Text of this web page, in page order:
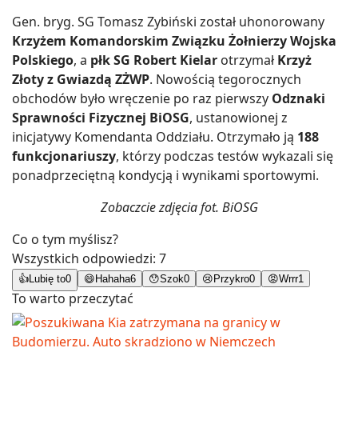
Gen. bryg. SG Tomasz Zybiński został uhonorowany
Krzyżem Komandorskim Związku Żołnierzy Wojska
Polskiego, a płk SG Robert Kielar otrzymał Krzyż
Złoty z Gwiazdą ZŻWP. Nowością tegorocznych
obchodów było wręczenie po raz pierwszy Odznaki
Sprawności Fizycznej BiOSG, ustanowionej z
inicjatywy Komendanta Oddziału. Otrzymało ją 188
funkcjonariuszy, którzy podczas testów wykazali się
ponadprzeciętną kondycją i wynikami sportowymi.
Zobaczcie zdjęcia fot. BiOSG
Co o tym myślisz?
Wszystkich odpowiedzi: 7
👍Lubię to0 😄 Hahaha6 😯Szok0 😢 Przykro0 😡Wrrr1
To warto przeczytać